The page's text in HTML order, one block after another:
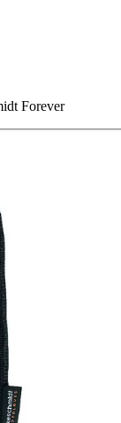
Forever